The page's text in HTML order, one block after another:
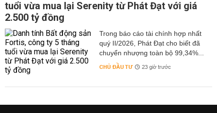
tuổi vừa mua lại Serenity từ Phát Đạt với giá
2.500 tỷ đồng
Trong báo cáo tài chính hợp nhất
quý II/2026, Phát Đạt cho biết đã
chuyển nhượng toàn bộ 99,34%...
CHỦ ĐẦU TƯ 23 giờ trước